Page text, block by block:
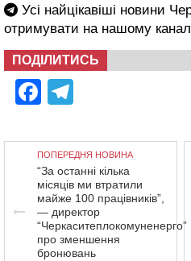
Усі найцікавіші новини
отримувати на нашому
ПОДІЛИТИСЬ
Facebook
ПОПЕРЕДНЯ НОВИНА
“За останні кілька
місяців ми втратили
майже 100 працівників”,
— директор
“Черкаситеплокомуненерго”
про зменшення
бронювань